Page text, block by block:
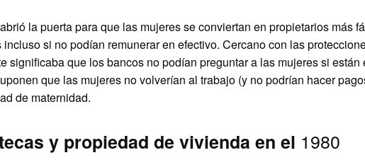
la puerta para que las mujeres se conviertan en propietarios más
si no podían remunerar en efectivo. Cercano con las
significaba que los bancos no podían preguntar a las mujeres si están
que las mujeres no volverían al trabajo (y no podrían hacer
de maternidad.
y propiedad de vivienda en el 1980